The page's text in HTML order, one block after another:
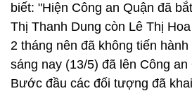
biết: "Hiện Công an Quận đã
Thị Thanh Dung còn Lê Thị
2 tháng nên đã không tiến
sáng nay (13/5) đã lên Công an
Bước đầu các đối tượng đã